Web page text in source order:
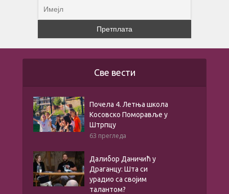
Све вести
Почела 4. Летња школа
Косовско Поморавље у
Штрпцу
63 прегледа
Далибор Даничић у
Драганцу: Шта си
урадио са својим
талантом?